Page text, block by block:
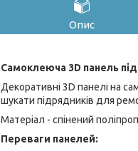
Опис
Самоклеюча 3D панель
Декоративні 3D панелі на
шукати підрядників для
Матеріал - спінений
Переваги панелей: